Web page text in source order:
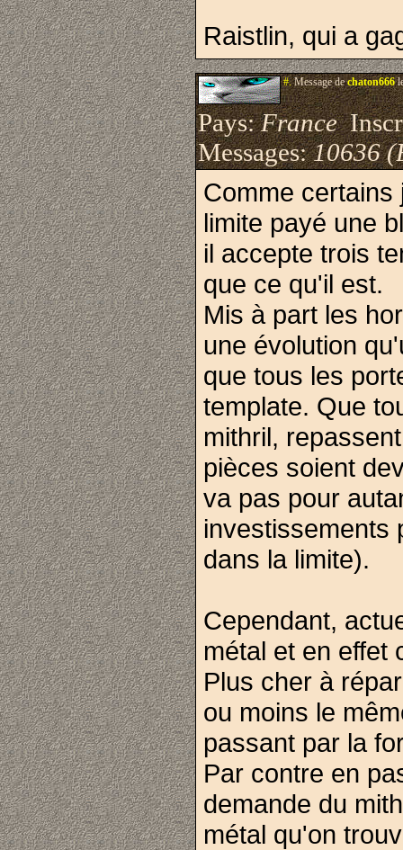
Raistlin, qui a
#.Message dechaton666
Pays:France
Messages:10636
Comme
limite payé une
il accepte trois
que ce qu'il est.
Mis à part les
une évolution
que tous les
template. Que
mithril,
pièces soient
va pas pour
investissements
dans la limite).
Cependant,
métal et en effet
Plus cher à
ou moins le
passant par la
Par contre en
demande du
métal qu'on